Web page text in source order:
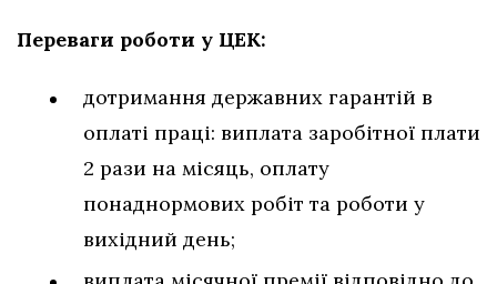
Переваги роботи у ЦЕК:
дотримання державних гарантій в
оплаті праці: виплата заробітної плати
2 рази на місяць, оплату
понаднормових робіт та роботи у
вихідний день;